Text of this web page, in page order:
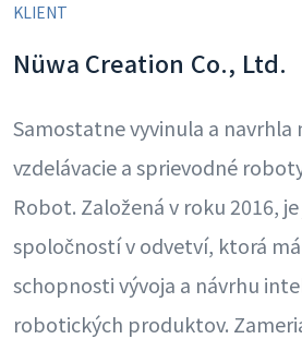
KLIENT
Nüwa Creation Co., Ltd.
Samostatne vyvinula a navrhla
vzdelávacie a sprievodné
Robot. Založená v roku 2016,
spoločností v odvetví, ktorá
schopnosti vývoja a návrhu
robotických produktov.